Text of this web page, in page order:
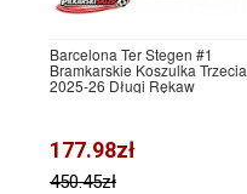
Barcelona Ter Stegen #1
Bramkarskie Koszulka Trzecia
2025-26 Długi Rękaw
177.98zł
450.45zł